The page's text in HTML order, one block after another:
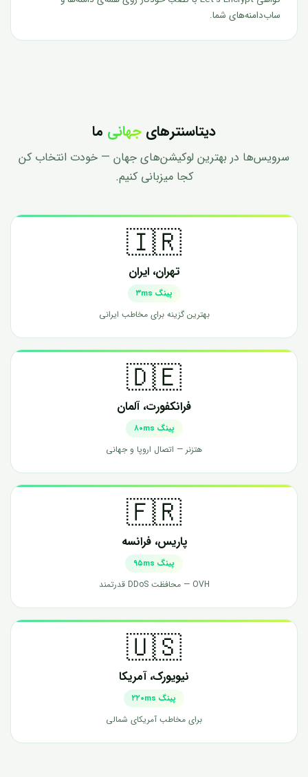
ساب‌دامنه‌های شما.
دیتاسنترهای جهانی ما
سرویس‌ها در بهترین لوکیشن‌های جهان — خودت انتخاب کن
کجا میزبانی کنیم.
🇮🇷
تهران، ایران
پینگ ۳ms
بهترین گزینه برای مخاطب ایرانی
🇩🇪
فرانکفورت، آلمان
پینگ ۸۰ms
هتزنر — اتصال اروپا و جهانی
🇫🇷
پاریس، فرانسه
پینگ ۹۵ms
OVH — محافظت DDoS قدرتمند
🇺🇸
نیویورک، آمریکا
پینگ ۲۲۰ms
برای مخاطب آمریکای شمالی